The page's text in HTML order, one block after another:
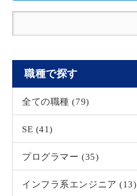
職種で探す
全ての職種 (79)
SE (41)
プログラマー (35)
インフラ系エンジニア (13)